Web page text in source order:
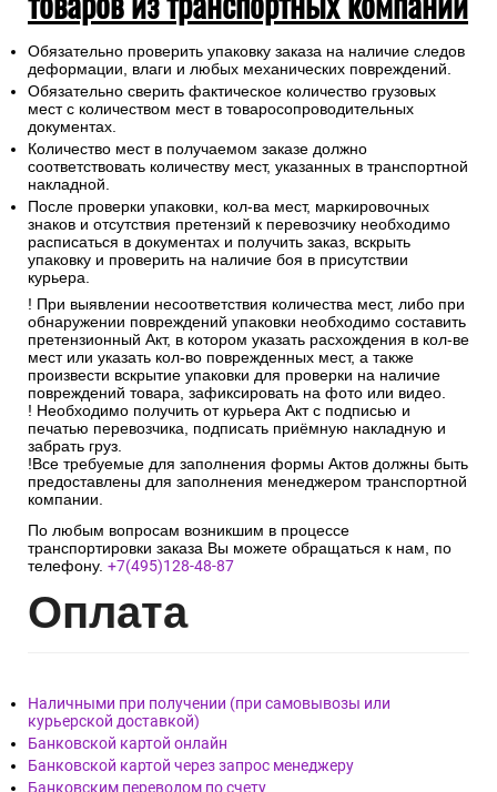
5. Инструкции при получении
товаров из транспортных компаний
Обязательно проверить упаковку заказа на наличие следов
деформации, влаги и любых механических повреждений.
Обязательно сверить фактическое количество грузовых
мест с количеством мест в товаросопроводительных
документах.
Количество мест в получаемом заказе должно
соответствовать количеству мест, указанных в транспортной
накладной.
После проверки упаковки, кол-ва мест, маркировочных
знаков и отсутствия претензий к перевозчику необходимо
расписаться в документах и получить заказ, вскрыть
упаковку и проверить на наличие боя в присутствии
курьера.
! При выявлении несоответствия количества мест, либо при
обнаружении повреждений упаковки необходимо составить
претензионный Акт, в котором указать расхождения в кол-ве
мест или указать кол-во поврежденных мест, а также
произвести вскрытие упаковки для проверки на наличие
повреждений товара, зафиксировать на фото или видео.
! Необходимо получить от курьера Акт с подписью и
печатью перевозчика, подписать приёмную накладную и
забрать груз.
!Все требуемые для заполнения формы Актов должны быть
предоставлены для заполнения менеджером транспортной
компании.
транспортировки заказа Вы можете обращаться к нам, по
телефону. +7(495)128-48-87
Наличными при получении (при самовывозы или
курьерской доставкой)